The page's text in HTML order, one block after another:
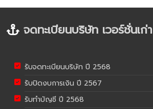
จดทะเบียนบริษัท เวอร์ชั่นเก่า
รับจดทะเบียนบริษัท ปี 2568
รับปิดงบการเงิน ปี 2567
รับทำบัญชี ปี 2568